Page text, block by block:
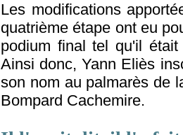
Les modifications
quatrième étape ont eu
podium final tel qu'il
Ainsi donc, Yann Eliès
son nom au palmarès de
Bompard Cachemire.